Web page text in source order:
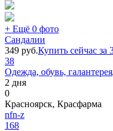
+ Ещё 0 фото
Сандалии
349 руб.Купить сейчас за
38
Одежда, обувь, галантерея
2 дня
0
Красноярск, Красфарма
nfn-z
168